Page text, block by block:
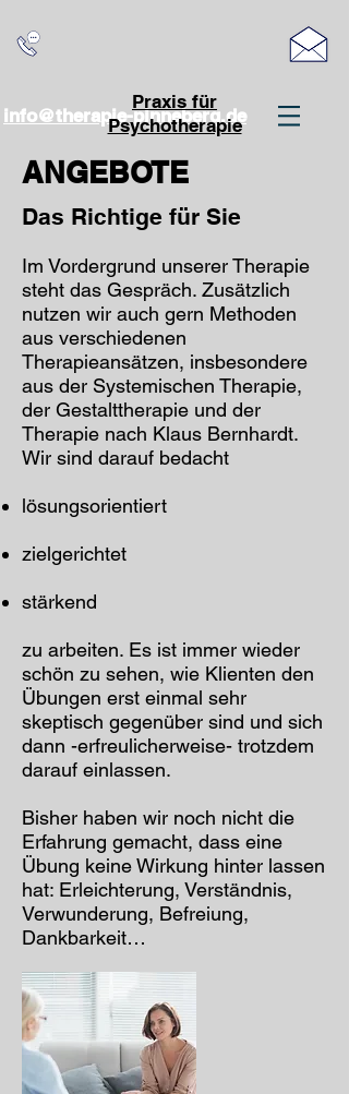
info@therapie-pinneberg.de
Praxis für
Psychotherapie
ANGEBOTE
Das Richtige für Sie
Im Vordergrund unserer Therapie
steht das Gespräch. Zusätzlich
nutzen wir auch gern Methoden
aus verschiedenen
Therapieansätzen, insbesondere
aus der Systemischen Therapie,
der Gestalttherapie und der
Therapie nach Klaus Bernhardt.
Wir sind darauf bedacht
lösungsorientiert
zielgerichtet
stärkend
zu arbeiten. Es ist immer wieder
schön zu sehen, wie Klienten den
Übungen erst einmal sehr
skeptisch gegenüber sind und sich
dann -erfreulicherweise- trotzdem
darauf einlassen.
Bisher haben wir noch nicht die
Erfahrung gemacht, dass eine
Übung keine Wirkung hinter lassen
hat: Erleichterung, Verständnis,
Verwunderung, Befreiung,
Dankbarkeit…